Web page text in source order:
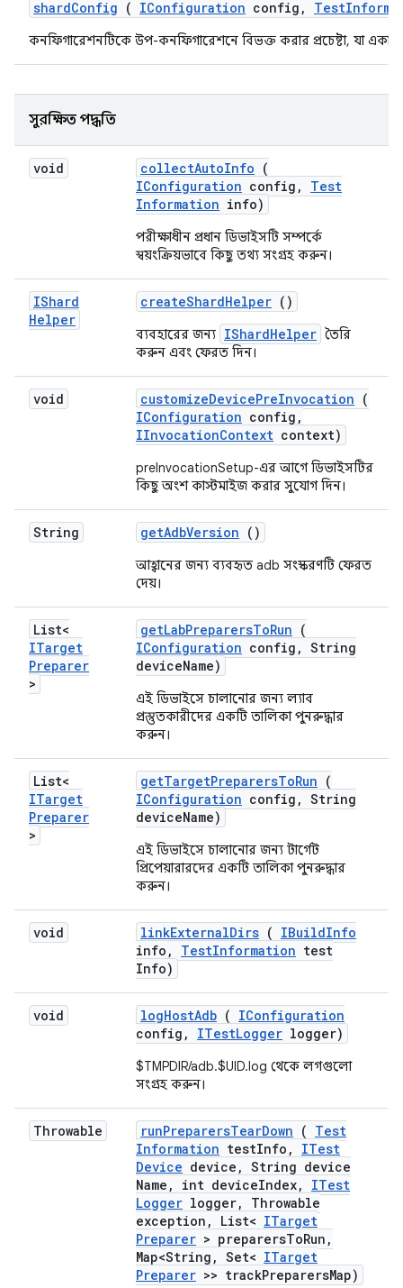
shardConfig ( IConfiguration config , Test
কনফিগারেশনটিকে উপ-কনফিগারেশনে বিভক্ত করার প্রচেষ্টা, যা
সুরক্ষিত পদ্ধতি
void collectAutoInfo (
IConfiguration config ,
Test
Information info)
পরীক্ষাধীন প্রধান ডিভাইসটি সম্পর্কে
স্বয়ংক্রিয়ভাবে কিছু তথ্য সংগ্রহ করুন।
IShard
Helper
createShardHelper ()
ব্যবহারের জন্য IShardHelper তৈরি
করুন এবং ফেরত দিন।
void customizeDevicePreInvocation (
IConfiguration config ,
IInvocationContext context)
preInvocationSetup-এর আগে ডিভাইসটির
কিছু অংশ কাস্টমাইজ করার সুযোগ দিন।
String getAdbVersion ()
আহ্বানের জন্য ব্যবহৃত adb সংস্করণটি ফেরত
দেয়।
List<
ITarget
Preparer
>
getLabPreparersToRun (
IConfiguration config , String
deviceName)
এই ডিভাইসে চালানোর জন্য ল্যাব
প্রস্তুতকারীদের একটি তালিকা পুনরুদ্ধার
করুন।
List<
ITarget
Preparer
>
getTargetPreparersToRun (
IConfiguration config , String
deviceName)
এই ডিভাইসে চালানোর জন্য টার্গেট
প্রিপেয়ারারদের একটি তালিকা পুনরুদ্ধার
করুন।
void linkExternalDirs ( IBuildInfo
info , TestInformation test
Info)
void logHostAdb ( IConfiguration
config , ITestLogger logger)
$TMPDIR/adb.$UID.log থেকে লগগুলো
সংগ্রহ করুন।
Throwable runPreparersTearDown ( Test
Information testInfo ,
ITest
Device device , String device
Name , int deviceIndex,
ITest
Logger logger,
Throwable
exception , List< ITarget
Preparer > preparersToRun ,
Map<String , Set< ITarget
Preparer >> trackPreparersMap)